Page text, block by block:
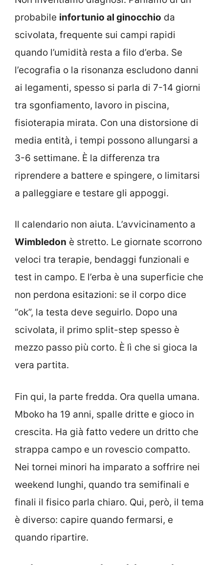
probabile infortunio al ginocchio da
scivolata, frequente sui campi rapidi
quando l’umidità resta a filo d’erba. Se
l’ecografia o la risonanza escludono danni
ai legamenti, spesso si parla di 7-14 giorni
tra sgonfiamento, lavoro in piscina,
fisioterapia mirata. Con una distorsione di
media entità, i tempi possono allungarsi a
3-6 settimane. È la differenza tra
riprendere a battere e spingere, o limitarsi
a palleggiare e testare gli appoggi.
Il calendario non aiuta. L’avvicinamento a
Wimbledon è stretto. Le giornate scorrono
veloci tra terapie, bendaggi funzionali e
test in campo. E l’erba è una superficie che
non perdona esitazioni: se il corpo dice
“ok”, la testa deve seguirlo. Dopo una
scivolata, il primo split-step spesso è
mezzo passo più corto. È lì che si gioca la
vera partita.
Fin qui, la parte fredda. Ora quella umana.
Mboko ha 19 anni, spalle dritte e gioco in
crescita. Ha già fatto vedere un dritto che
strappa campo e un rovescio compatto.
Nei tornei minori ha imparato a soffrire nei
weekend lunghi, quando tra semifinali e
finali il fisico parla chiaro. Qui, però, il tema
è diverso: capire quando fermarsi, e
quando ripartire.